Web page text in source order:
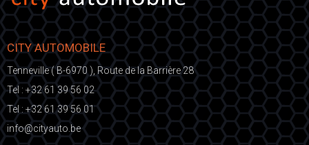
CITY AUTOMOBILE
Tenneville ( B-6970 ), Route de la Barrière 28
Tel : +32 61 39 56 02
Tel : +32 61 39 56 01
eb.otuayt
ic@o
fni